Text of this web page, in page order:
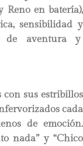
Reno en batería),
sensibilidad y
de aventura y
con sus estribillos
cada
de emoción.
nada” y “Chico